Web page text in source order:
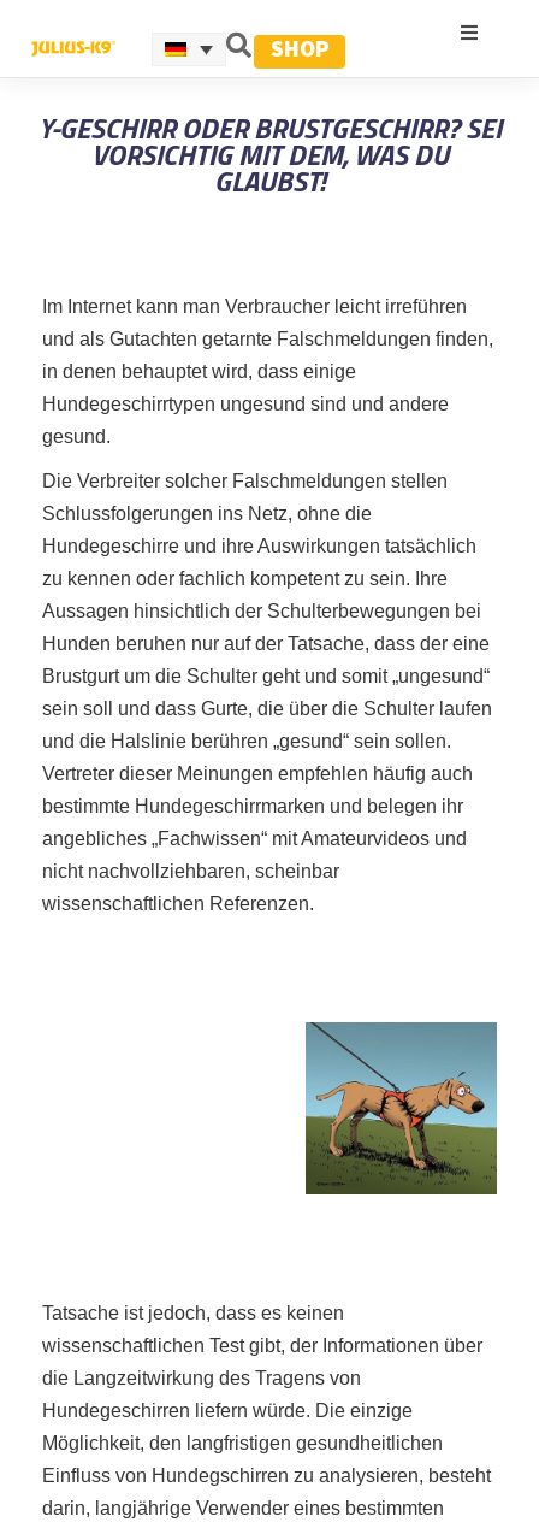
SHOP
Y-GESCHIRR ODER BRUSTGESCHIRR? SEI
VORSICHTIG MIT DEM, WAS DU
GLAUBST!
Im Internet kann man Verbraucher leicht irreführen
und als Gutachten getarnte Falschmeldungen finden,
in denen behauptet wird, dass einige
Hundegeschirrtypen ungesund sind und andere
gesund.
Die Verbreiter solcher Falschmeldungen stellen
Schlussfolgerungen ins Netz, ohne die
Hundegeschirre und ihre Auswirkungen tatsächlich
zu kennen oder fachlich kompetent zu sein. Ihre
Aussagen hinsichtlich der Schulterbewegungen bei
Hunden beruhen nur auf der Tatsache, dass der eine
Brustgurt um die Schulter geht und somit „ungesund“
sein soll und dass Gurte, die über die Schulter laufen
und die Halslinie berühren „gesund“ sein sollen.
Vertreter dieser Meinungen empfehlen häufig auch
bestimmte Hundegeschirrmarken und belegen ihr
angebliches „Fachwissen“ mit Amateurvideos und
nicht nachvollziehbaren, scheinbar
wissenschaftlichen Referenzen.
Tatsache ist jedoch, dass es keinen
wissenschaftlichen Test gibt, der Informationen über
die Langzeitwirkung des Tragens von
Hundegeschirren liefern würde. Die einzige
Möglichkeit, den langfristigen gesundheitlichen
Einfluss von Hundegschirren zu analysieren, besteht
darin, langjährige Verwender eines bestimmten